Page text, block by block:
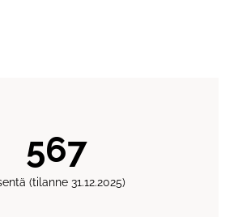
osasto
567
(tilanne 31.12.2025)